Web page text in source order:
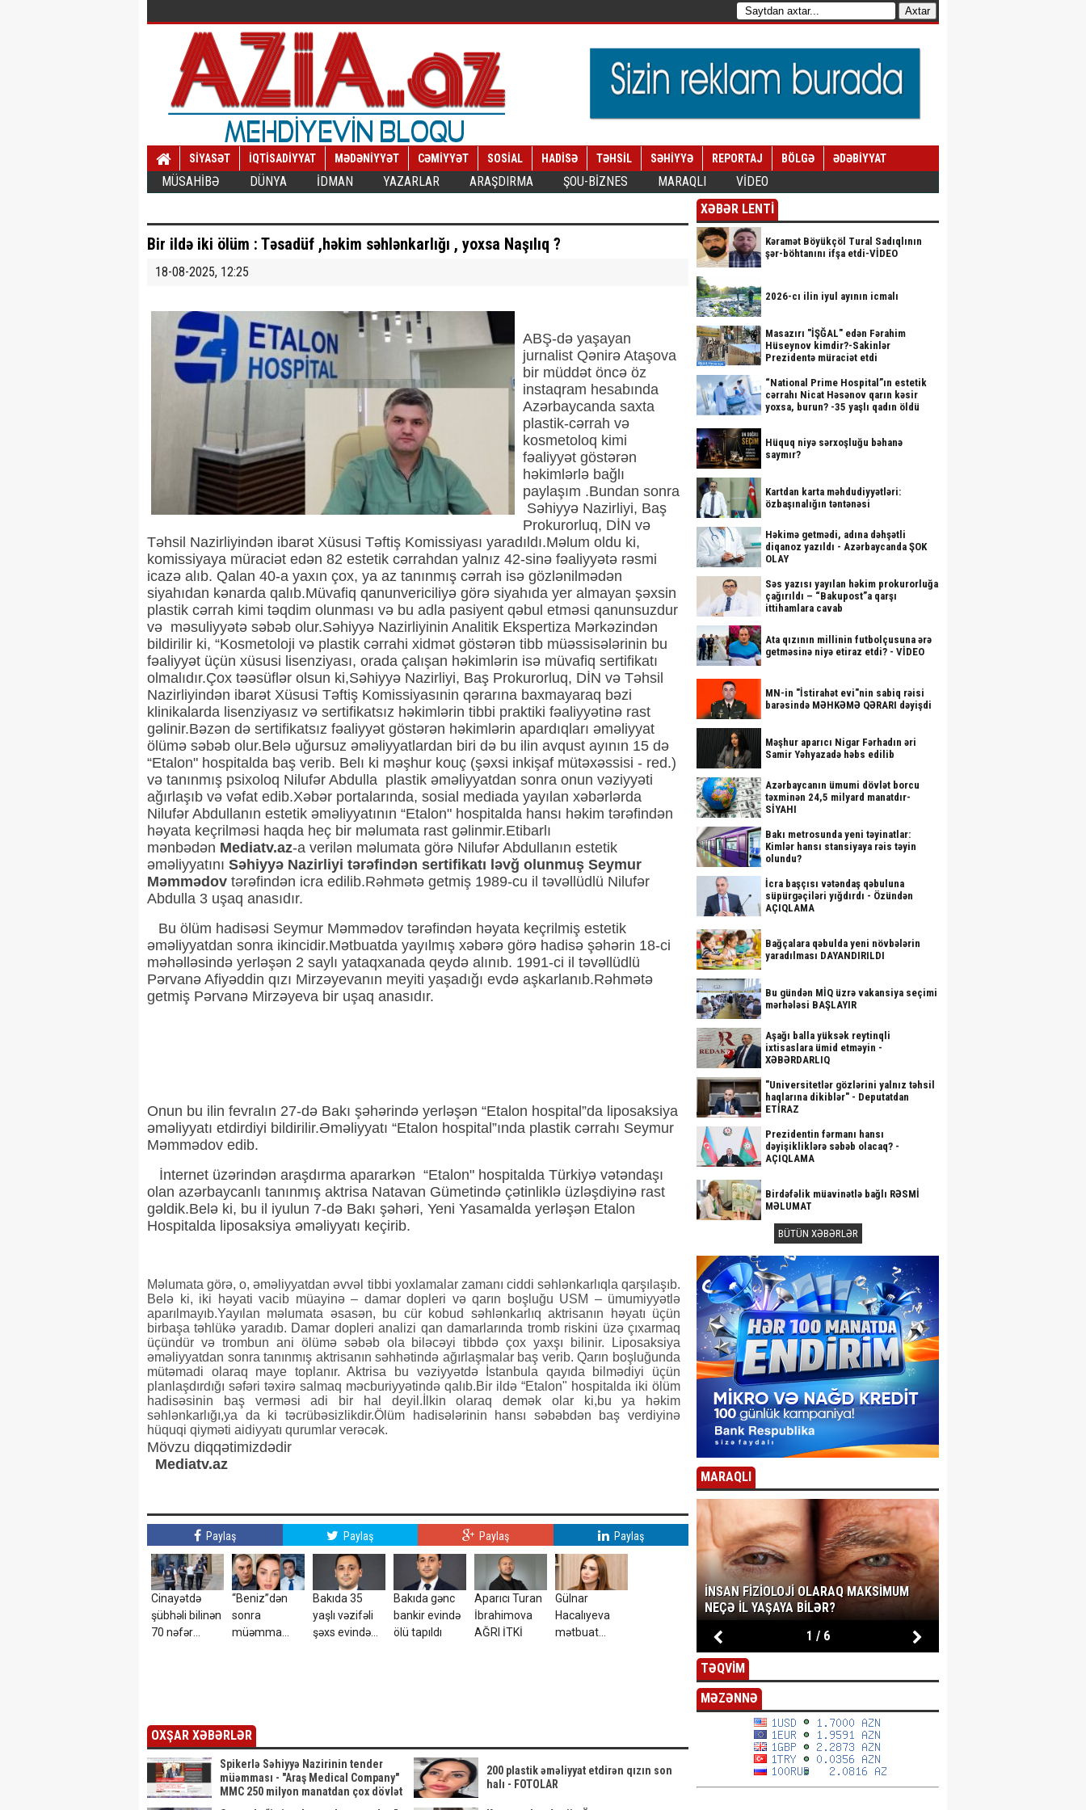
SİYASƏT İQTİSADİYYAT MƏDƏNİYYƏT CƏMİYYƏT SOSİAL HADİSƏ TƏHSİL SƏHİYYƏ REPORTAJ BÖLGƏ ƏDƏBİYYAT
MÜSAHİBƏ DÜNYA İDMAN YAZARLAR ARAŞDIRMA ŞOU-BİZNES MARAQLI VİDEO
Bir ildə iki ölüm : Təsadüf ,həkim səhlənkarlığı , yoxsa Naşılıq ?
18-08-2025, 12:25
ABŞ-də yaşayan
jurnalist Qənirə Ataşova
bir müddət öncə öz
instaqram hesabında
Azərbaycanda saxta
plastik-cərrah və
kosmetoloq kimi
fəaliyyət göstərən
həkimlərlə bağlı
paylaşım .Bundan sonra
Səhiyyə Nazirliyi, Baş
Prokurorluq, DİN və
Təhsil Nazirliyindən ibarət Xüsusi Təftiş Komissiyası yaradıldı.Məlum oldu ki,
komissiyaya müraciət edən 82 estetik cərrahdan yalnız 42-sinə fəaliyyətə rəsmi
icazə alıb. Qalan 40-a yaxın çox, ya az tanınmış cərrah isə gözlənilmədən
siyahıdan kənarda qalıb.Müvafiq qanunvericiliyə görə siyahıda yer almayan şəxsin
plastik cərrah kimi təqdim olunması və bu adla pasiyent qəbul etməsi qanunsuzdur
və məsuliyyətə səbəb olur.Səhiyyə Nazirliyinin Analitik Ekspertiza Mərkəzindən
bildirilir ki, “Kosmetoloji və plastik cərrahi xidmət göstərən tibb müəssisələrinin bu
fəaliyyət üçün xüsusi lisenziyası, orada çalışan həkimlərin isə müvafiq sertifikatı
olmalıdır.Çox təəsüflər olsun ki,Səhiyyə Nazirliyi, Baş Prokurorluq, DİN və Təhsil
Nazirliyindən ibarət Xüsusi Təftiş Komissiyasınin qərarına baxmayaraq bəzi
klinikalarda lisenziyasız və sertifikatsız həkimlərin tibbi praktiki fəaliyyətinə rast
gəlinir.Bəzən də sertifikatsız fəaliyyət göstərən həkimlərin apardıqları əməliyyat
ölümə səbəb olur.Belə uğursuz əməliyyatlardan biri də bu ilin avqust ayının 15 də
“Etalon" hospitalda baş verib. Belı ki məşhur kouç (şəxsi inkişaf mütəxəssisi - red.)
və tanınmış psixoloq Nilufər Abdulla plastik əməliyyatdan sonra onun vəziyyəti
ağırlaşıb və vəfat edib.Xəbər portalarında, sosial mediada yayılan xəbərlərda
Nilufər Abdullanın estetik əməliyyatının “Etalon" hospitalda hansı həkim tərəfindən
həyata keçrilməsi haqda heç bir məlumata rast gəlinmir.Etibarlı
mənbədən Mediatv.az-a verilən məlumata görə Nilufər Abdullanın estetik
əməliyyatını Səhiyyə Nazirliyi tərəfindən sertifikatı ləvğ olunmuş Seymur
Məmmədov tərəfindən icra edilib.Rəhmətə getmiş 1989-cu il təvəllüdlü Nilufər
Abdulla 3 uşaq anasıdır.
Bu ölüm hadisəsi Seymur Məmmədov tərəfindən həyata keçrilmiş estetik
əməliyyatdan sonra ikincidir.Mətbuatda yayılmış xəbərə görə hadisə şəhərin 18-ci
məhəlləsində yerləşən 2 saylı yataqxanada qeydə alınıb. 1991-ci il təvəllüdlü
Pərvanə Afiyəddin qızı Mirzəyevanın meyiti yaşadığı evdə aşkarlanıb.Rəhmətə
getmiş Pərvanə Mirzəyeva bir uşaq anasıdır.
Onun bu ilin fevralın 27-də Bakı şəhərində yerləşən “Etalon hospital”da liposaksiya
əməliyyatı etdirdiyi bildirilir.Əməliyyatı “Etalon hospital”ında plastik cərrahı Seymur
Məmmədov edib.
İnternet üzərindən araşdırma apararkən “Etalon" hospitalda Türkiyə vətəndaşı
olan azərbaycanlı tanınmış aktrisa Natavan Gümetində çətinliklə üzləşdiyinə rast
gəldik.Belə ki, bu il iyulun 7-də Bakı şəhəri, Yeni Yasamalda yerləşən Etalon
Hospitalda liposaksiya əməliyyatı keçirib.
Məlumata görə, o, əməliyyatdan əvvəl tibbi yoxlamalar zamanı ciddi səhlənkarlıqla qarşılaşıb.
Belə ki, iki həyati vacib müayinə – damar dopleri və qarın boşluğu USM – ümumiyyətlə
aparılmayıb.Yayılan məlumata əsasən, bu cür kobud səhlənkarlıq aktrisanın həyatı üçün
birbaşa təhlükə yaradıb. Damar dopleri analizi qan damarlarında tromb riskini üzə çıxarmaq
üçündür və trombun ani ölümə səbəb ola biləcəyi tibbdə çox yaxşı bilinir. Liposaksiya
əməliyyatdan sonra tanınmış aktrisanın səhhətində ağırlaşmalar baş verib. Qarın boşluğunda
mütəmadi olaraq maye toplanır. Aktrisa bu vəziyyətdə İstanbula qayıda bilmədiyi üçün
planlaşdırdığı səfəri təxirə salmaq məcburiyyətində qalıb.Bir ildə “Etalon" hospitalda iki ölüm
hadisəsinin baş verməsi adi bir hal deyil.İlkin olaraq demək olar ki,bu ya həkim
səhlənkarlığı,ya da ki təcrübəsizlikdir.Ölüm hadisələrinin hansı səbəbdən baş verdiyinə
hüquqi qiyməti aidiyyatı qurumlar verəcək.
Mövzu diqqətimizdədir
Mediatv.az
Paylaş Paylaş Paylaş Paylaş
Cinayətdə
şübhəli bilinən
70 nəfər
“Beniz”dən
sonra
müəmma
Bakıda 35
yaşlı vəzifəli
şəxs evində
Bakıda gənc
bankir evində
ölü tapıldı
Aparıcı Turan
İbrahimova
AĞRI İTKİ
Gülnar
Hacalıyeva
mətbuat
OXŞAR XƏBƏRLƏR
Spikerlə Səhiyyə Nazirinin tender
müəmması - "Araş Medical Company"
MMC 250 milyon manatdan çox dövlət
200 plastik əməliyyat etdirən qızın son
halı - FOTOLAR
XƏBƏR LENTİ
Kəramət Böyükçöl Tural Sadıqlının
şər-böhtanını ifşa etdi-VİDEO
2026-cı ilin iyul ayının icmalı
Masazırı "İŞĞAL" edən Fərahim
Hüseynov kimdir?-Sakinlər
Prezidentə müraciət etdi
“National Prime Hospital”ın estetik
cərrahı Nicat Həsənov qarın kəsir
yoxsa, burun? -35 yaşlı qadın öldü
Hüquq niyə sərxoşluğu bəhanə
saymır?
Kartdan karta məhdudiyyətləri:
özbaşınalığın təntənəsi
Həkimə getmədi, adına dəhşətli
diqanoz yazıldı - Azərbaycanda ŞOK
OLAY
Səs yazısı yayılan həkim prokurorluğa
çağırıldı – “Bakupost”a qarşı
ittihamlara cavab
Ata qızının millinin futbolçusuna ərə
getməsinə niyə etiraz etdi? - VİDEO
MN-in "İstirahət evi"nin sabiq rəisi
barəsində MƏHKƏMƏ QƏRARI dəyişdi
Məşhur aparıcı Nigar Fərhadın əri
Samir Yəhyazadə həbs edilib
Azərbaycanın ümumi dövlət borcu
təxminən 24,5 milyard manatdır-
SİYAHI
Bakı metrosunda yeni təyinatlar:
Kimlər hansı stansiyaya rəis təyin
olundu?
İcra başçısı vətəndaş qəbuluna
süpürgəçiləri yığdırdı - Özündən
AÇIQLAMA
Bağçalara qəbulda yeni növbələrin
yaradılması DAYANDIRILDI
Bu gündən MİQ üzrə vakansiya seçimi
mərhələsi BAŞLAYIR
Aşağı balla yüksək reytinqli
ixtisaslara ümid etməyin -
XƏBƏRDARLIQ
"Universitetlər gözlərini yalnız təhsil
haqlarına dikiblər" - Deputatdan
ETİRAZ
Prezidentin fərmanı hansı
dəyişikliklərə səbəb olacaq? -
AÇIQLAMA
Birdəfəlik müavinətlə bağlı RƏSMİ
MƏLUMAT
BÜTÜN XƏBƏRLƏR
MARAQLI
İNSAN FIZIOLOJI OLARAQ MAKSIMUM
NEÇƏ IL YAŞAYA BILƏR?
1 / 6
TƏQVİM
MƏZƏNNƏ